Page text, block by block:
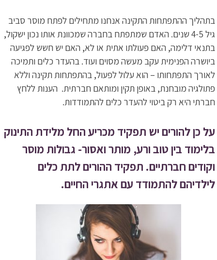
בתהליך ההתפתחות התקינה אנחנו מתחילים לפתח מוסר סביב
גיל 4-5 שנים. האדם שמתפתח בחברה שמכוונת אותו נכון ישקול,
בתנאי דלימה, האם פעולתו אתית או לא, האם יש חשש לפגיעה
ביושרה הפנימית עקב מעשה מסוים ועוד. בהעדר כלים ותמיכה
לאורך התפתחותו – הוא עלול לפעול, בהתפתחות תקינה וללא
פתולגיה מובחנת, באופן תקין ומותאם חברתית. הענות ללחץ
חברתי היא רק ביטוי להעדר כלים להתמודדות.
על כן להורים יש תפקיד מכריע החל מלידת התינוק
בלימוד בין טוב ורע, מותר ואסור- גבולות מוסר
וקודים חברתיים. תפקיד ההורים לתת כלים
לילדיהם להתמודד עם אתגרי החיים.